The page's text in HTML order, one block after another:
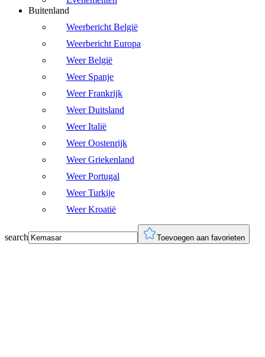
Buitenland
Weerbericht België
Weerbericht Europa
Weer België
Weer Spanje
Weer Frankrijk
Weer Duitsland
Weer Italië
Weer Oostenrijk
Weer Griekenland
Weer Portugal
Weer Turkije
Weer Kroatië
search Toevoegen aan favorieten